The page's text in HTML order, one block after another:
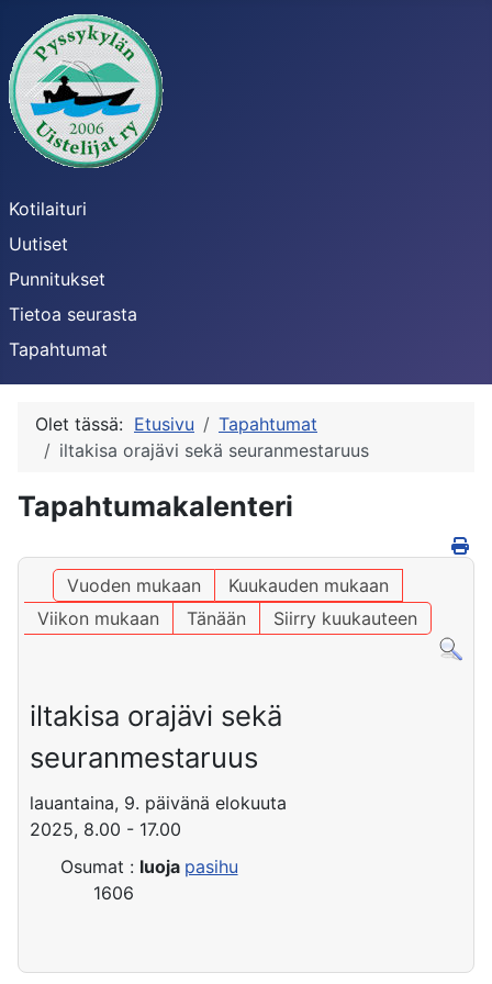
Kotilaituri
Uutiset
Punnitukset
Tietoa seurasta
Tapahtumat
Olet tässä: Etusivu
Tapahtumat
iltakisa orajävi sekä seuranmestaruus
Tapahtumakalenteri
Vuoden mukaan
Kuukauden mukaan
Viikon mukaan
Tänään Siirry kuukauteen
iltakisa orajävi sekä
seuranmestaruus
lauantaina, 9. päivänä elokuuta
2025, 8.00 - 17.00
Osumat :
1606
luoja pasihu